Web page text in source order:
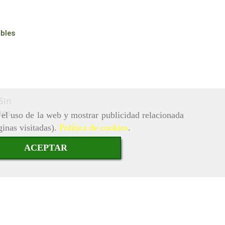
uso de la web y mostrar publicidad relacionada
visitadas). Política de cookies.
ACEPTAR